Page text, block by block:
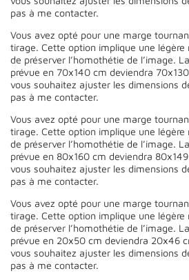
pas à me contacter.
Vous avez opté pour une marge
tirage. Cette option implique une
de préserver l’homothétie de l’image.
prévue en 70x140 cm deviendra
vous souhaitez ajuster les dimensions
pas à me contacter.
Vous avez opté pour une marge
tirage. Cette option implique une
de préserver l’homothétie de l’image.
prévue en 80x160 cm deviendra
vous souhaitez ajuster les dimensions
pas à me contacter.
Vous avez opté pour une marge
tirage. Cette option implique une
de préserver l’homothétie de l’image.
prévue en 20x50 cm deviendra 20x46
vous souhaitez ajuster les dimensions
pas à me contacter.